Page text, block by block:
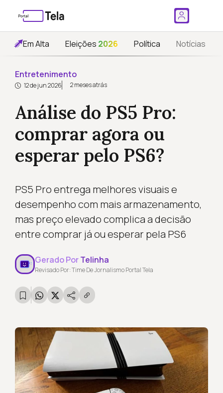
Em Alta Eleições 2026 Política Notícias
Entretenimento
12 de jun 2026 2 meses atrás
Análise do PS5 Pro:
comprar agora ou
esperar pelo PS6?
PS5 Pro entrega melhores visuais e
desempenho com mais armazenamento,
mas preço elevado complica a decisão
entre comprar já ou esperar pela PS6
Gerado PorTelinha
Revisado Por: Time De Jornalismo Portal Tela